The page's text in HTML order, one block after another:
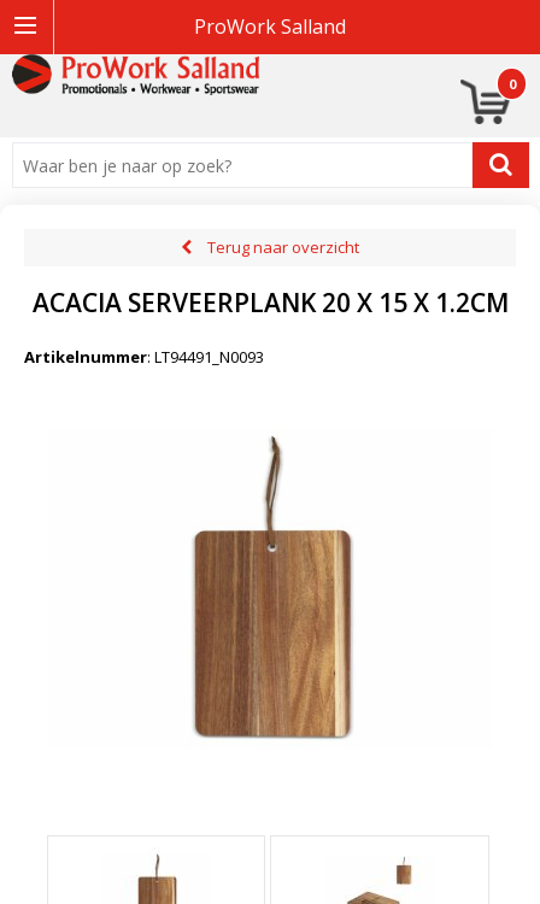
ProWork Salland
0
Terug naar overzicht
ACACIA SERVEERPLANK 20 X 15 X 1.2CM
Artikelnummer: LT94491_N0093